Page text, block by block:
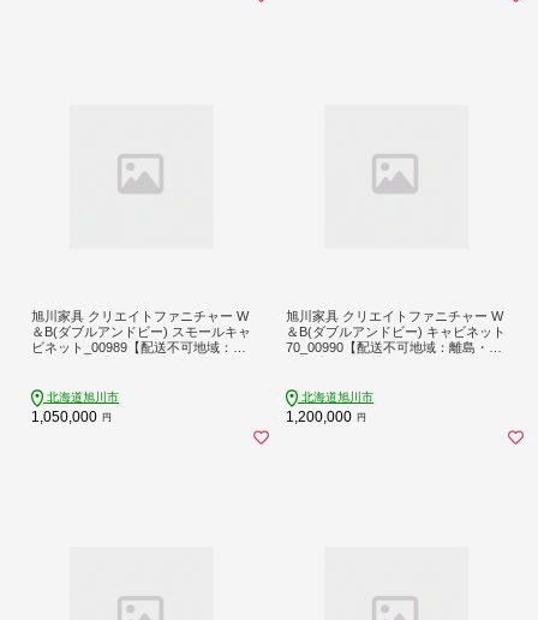
旭川家具 クリエイトファニチャー W
＆B(ダブルアンドビー) スモールキャ
ビネット_00989【配送不可地域：離
北海道旭川市
1,050,000 円
旭川家具 クリエイトファニチャー W
＆B(ダブルアンドビー) キャビネット
70_00990【配送不可地域：離島・沖
北海道旭川市
1,200,000 円